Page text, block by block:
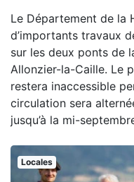
Le Département de la
d’importants travaux
sur les deux ponts de
Allonzier-la-Caille. Le
restera inaccessible
circulation sera
jusqu’à la mi-
Locales